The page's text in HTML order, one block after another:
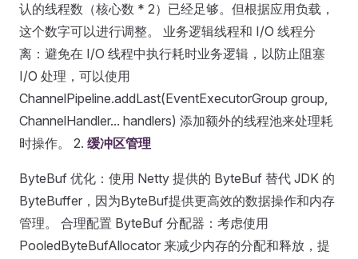
认的线程数（核心数 * 2）已经足够。但根据应用负载，
这个数字可以进行调整。 业务逻辑线程和 I/O 线程分
离：避免在 I/O 线程中执行耗时业务逻辑，以防止阻塞
I/O 处理，可以使用
ChannelPipeline.addLast(EventExecutorGroup group,
ChannelHandler... handlers) 添加额外的线程池来处理耗
时操作。 2. 缓冲区管理
ByteBuf 优化：使用 Netty 提供的 ByteBuf 替代 JDK 的
ByteBuffer，因为ByteBuf提供更高效的数据操作和内存
管理。 合理配置 ByteBuf 分配器：考虑使用
PooledByteBufAllocator 来减少内存的分配和释放，提